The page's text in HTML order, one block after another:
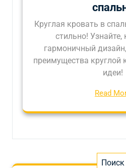
Круглая кровать в
стильно! Узнайте,
гармоничный
преимущества круглой
идеи!
Read
Поиск